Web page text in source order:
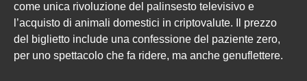
come unica rivoluzione del palinsesto televisivo e
l’acquisto di animali domestici in criptovalute. Il prezzo
del biglietto include una confessione del paziente zero,
per uno spettacolo che fa ridere, ma anche genuflettere.